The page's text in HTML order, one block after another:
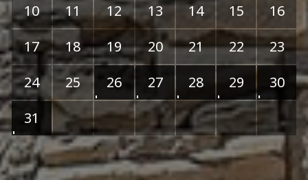
10
11 12 13 14 15
16
17
18 19 20 21 22
23
24
25 26 27 28 29
30
31